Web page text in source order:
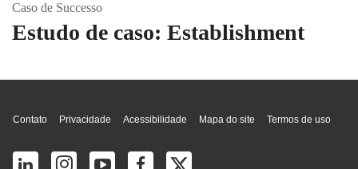
Caso de Successo
Estudo de caso: Establishment
Contato Privacidade Acessibilidade Mapa do site Termos de uso